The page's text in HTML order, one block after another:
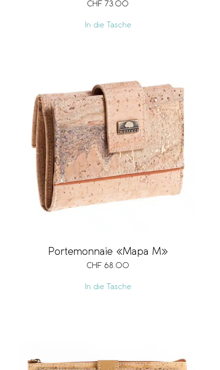
CHF 73.00
In die Tasche
Portemonnaie «Mapa M»
CHF 68.00
In die Tasche